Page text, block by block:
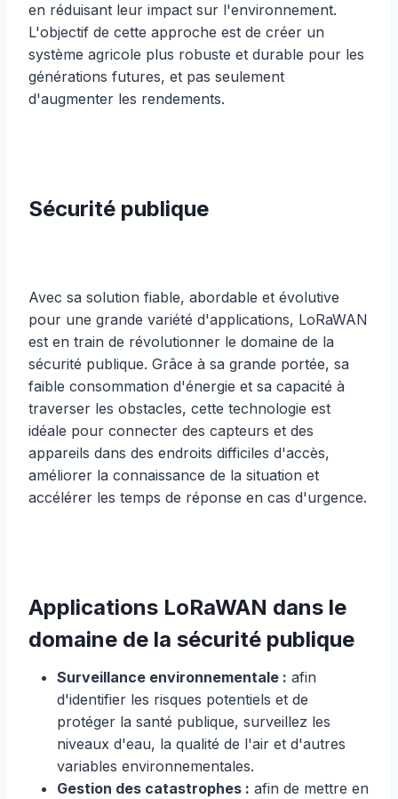
en réduisant leur impact sur l'environnement.
L'objectif de cette approche est de créer un
système agricole plus robuste et durable pour les
générations futures, et pas seulement
d'augmenter les rendements.
Sécurité publique
Avec sa solution fiable, abordable et évolutive
pour une grande variété d'applications, LoRaWAN
est en train de révolutionner le domaine de la
sécurité publique. Grâce à sa grande portée, sa
faible consommation d'énergie et sa capacité à
traverser les obstacles, cette technologie est
idéale pour connecter des capteurs et des
appareils dans des endroits difficiles d'accès,
améliorer la connaissance de la situation et
accélérer les temps de réponse en cas d'urgence.
Applications LoRaWAN dans le
domaine de la sécurité publique
Surveillance environnementale : afin
d'identifier les risques potentiels et de
protéger la santé publique, surveillez les
niveaux d'eau, la qualité de l'air et d'autres
variables environnementales.
Gestion des catastrophes : afin de mettre en